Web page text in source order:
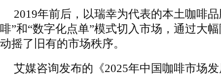
2019年前后，以瑞幸为代表的本土咖啡
啡”和“数字化点单”模式切入市场，通过大
动摇了旧有的市场秩序。
艾媒咨询发布的《2025年中国咖啡市场